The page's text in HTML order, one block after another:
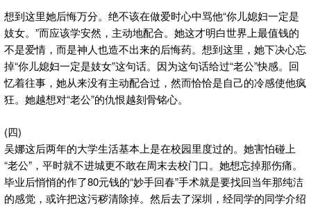
想到这里她后悔万分。绝不该在做爱时心中骂他“你儿媳妇一定是
妓女。”而应该学安然，主动地配合。她这才明白世界上最值钱的
不是爱情，而是神人也造不出来的后悔药。想到这里，她下决心忘
掉“你儿媳妇一定是妓女”这句话。因为这句话给过“老公”快感。回
忆着往事，她从来没有主动配合过，然而恰恰是自己的冷感使他疯
狂。她越想对“老公”的仇恨越刻骨铭心。
(四)
吴娜这后两年的大学生活基本上是在校园里度过的。她害怕碰上
“老公”，平时就不进城更不敢在周末去校门口。她想忘掉那伤痛。
毕业后悄悄的作了80元钱的“妙手回春”手术就是要找回当年那纯洁
的感觉，或许把这污秽清除掉。然后去了深圳，经同学的同学介绍